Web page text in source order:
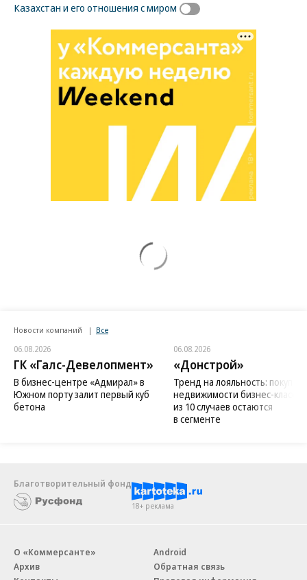
Казахстан и его отношения с миром
Новости компаний Все
06.08.2026
ГК «Галс-Девелопмент»
В бизнес-центре «Адмирал» в
Южном порту залит первый куб
бетона
06.08.2026
«Донстрой»
Тренд на лояльность:
недвижимости бизнес-класса
из 10 случаев остаются
в сегменте
Благотворительный фонд
18+ реклама
О «Коммерсанте»
Архив
Android
Обратная связь